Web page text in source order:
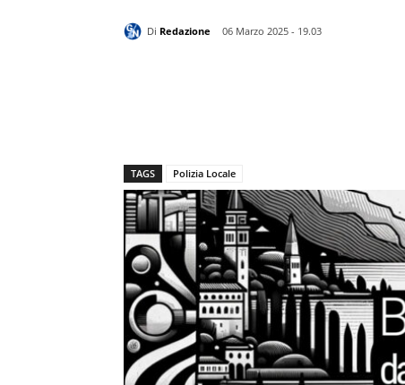
Di Redazione
06 Marzo 2025 - 19.03
TAGS Polizia Locale